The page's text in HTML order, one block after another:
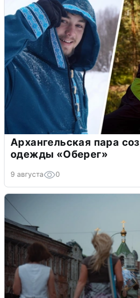
Архангельская пара
одежды «Оберег»
9 августа 0